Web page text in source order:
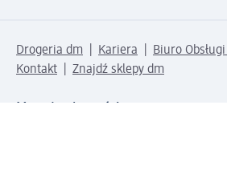
Drogeria dm Kariera
Biuro
Kontakt
Znajdź sklepy dm